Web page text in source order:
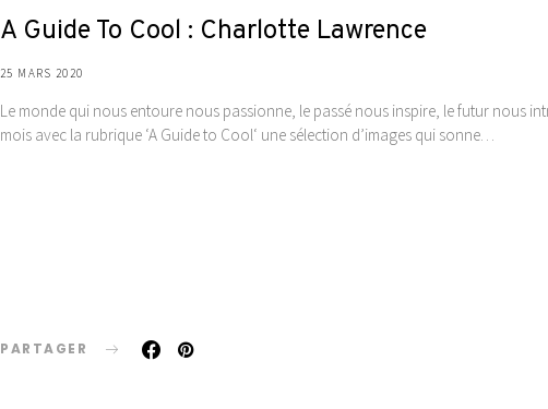
A Guide To Cool : Charlotte Lawrence
25 MARS 2020
Le monde qui nous entoure nous passionne, le passé nous inspire, le futur nous
mois avec la rubrique ‘A Guide to Cool‘ une sélection d’images qui sonne…
PARTAGER